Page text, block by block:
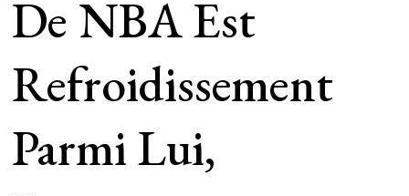
De NBA Est
Refroidissement
Parmi Lui,